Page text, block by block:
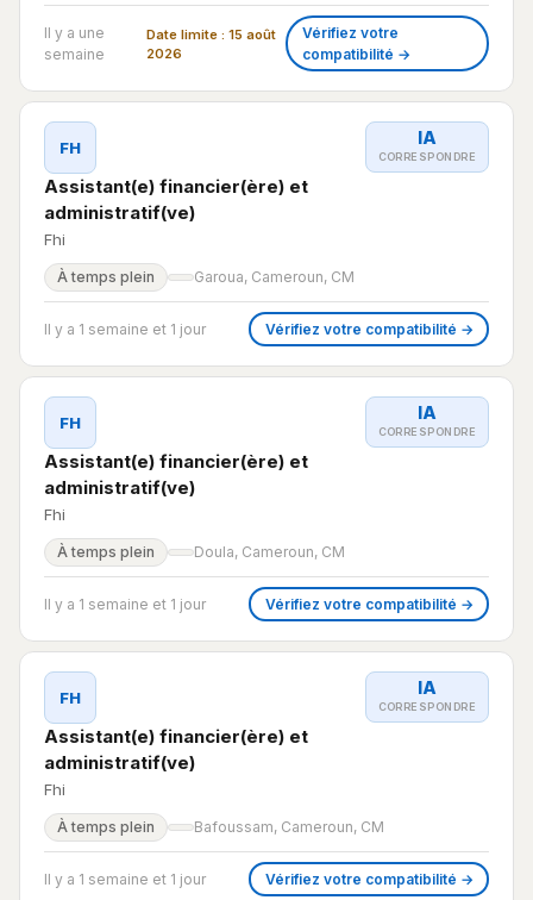
Il y a une
semaine
Date limite : 15 août
2026
Vérifiez votre
compatibilité →
FH
Assistant(e) financier(ère) et
administratif(ve)
Fhi
IA
CORRESPONDRE
À temps plein Garoua, Cameroun, CM
Il y a 1 semaine et 1 jour Vérifiez votre compatibilité →
FH
Assistant(e) financier(ère) et
administratif(ve)
Fhi
IA
CORRESPONDRE
À temps plein Doula, Cameroun, CM
Il y a 1 semaine et 1 jour Vérifiez votre compatibilité →
FH
Assistant(e) financier(ère) et
administratif(ve)
Fhi
IA
CORRESPONDRE
À temps plein Bafoussam, Cameroun, CM
Il y a 1 semaine et 1 jour Vérifiez votre compatibilité →